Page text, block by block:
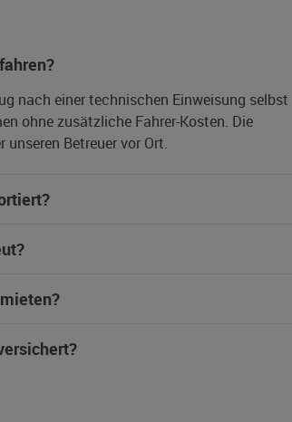
nach einer technischen Einweisung selbst
ohne zusätzliche Fahrer-Kosten. Die
Betreuer vor Ort.